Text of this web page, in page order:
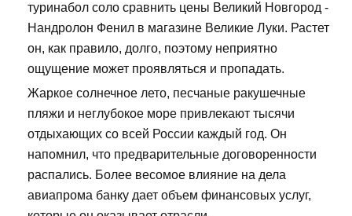
туринабол соло сравнить цены Великий Новгород -
Нандролон Фенил в магазине Великие Луки. Растет
он, как правило, долго, поэтому неприятно
ощущение может проявляться и пропадать.
Жаркое солнечное лето, песчаные ракушечные
пляжи и неглубокое море привлекают тысячи
отдыхающих со всей России каждый год. Он
напомнил, что предварительные договоренности
распались. Более весомое влияние на дела
авиапрома банку дает объем финансовых услуг,